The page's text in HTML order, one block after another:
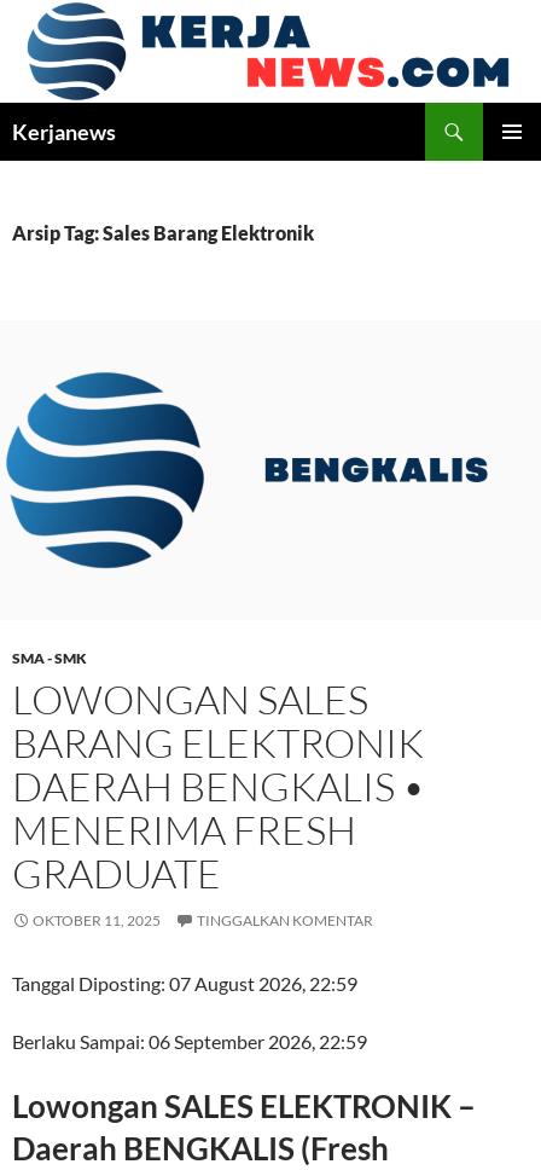
Langsung
Kerjanews
Arsip Tag: Sales Barang Elektronik
SMA - SMK
LOWONGAN SALES
BARANG ELEKTRONIK
DAERAH BENGKALIS •
MENERIMA FRESH
GRADUATE
OKTOBER 11, 2025 TINGGALKAN KOMENTAR
Tanggal Diposting: 07 August 2026, 22:59
Berlaku Sampai: 06 September 2026, 22:59
Lowongan SALES ELEKTRONIK –
Daerah BENGKALIS (Fresh